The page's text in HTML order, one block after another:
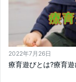
2022年7月26日
療育遊びとは?療育